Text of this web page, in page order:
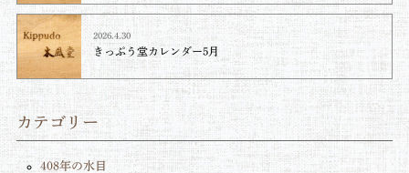
2026.4.30
きっぷう堂カレンダー5月
カテゴリー
408年の水目